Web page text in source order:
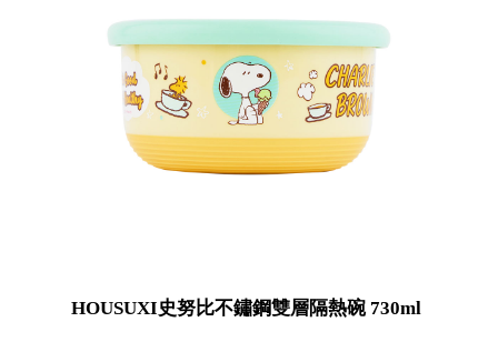
HOUSUXI史努比不鏽鋼雙層隔熱碗 730ml